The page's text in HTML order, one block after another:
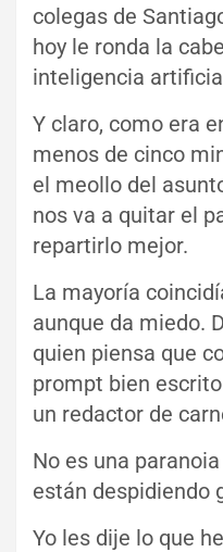
colegas de
hoy le ronda la
inteligencia
Y claro, como era
menos de cinco
el meollo del
nos va a quitar el
repartirlo mejor.
La mayoría
aunque da miedo.
quien piensa que
prompt bien
un redactor de
No es una
están despidiendo
Yo les dije lo que